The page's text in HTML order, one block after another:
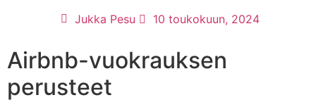
Jukka Pesu 10 toukokuun, 2024
Airbnb-vuokrauksen
perusteet